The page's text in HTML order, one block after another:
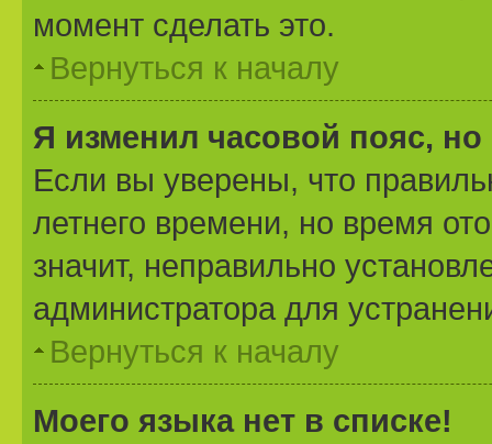
момент сделать это.
Вернуться к началу
Я изменил часовой пояс,
Если вы уверены, что
летнего времени, но время
значит, неправильно
администратора для
Вернуться к началу
Моего языка нет в списке!